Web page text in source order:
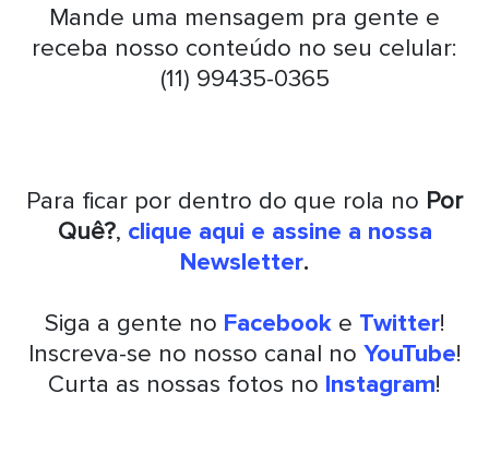
Mande uma mensagem pra gente e
receba nosso conteúdo no seu celular:
(11) 99435-0365
Para ficar por dentro do que rola no Por
Quê?, clique aqui e assine a nossa
Newsletter.
Siga a gente no Facebooke Twitter!
Inscreva-se no nosso canal no YouTube!
Curta as nossas fotos no Instagram!